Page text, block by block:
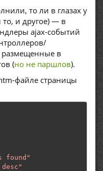
то ли в глазах у
и другое) — в
ajax-событий
в
(но не паршлов).
файле страницы
found"